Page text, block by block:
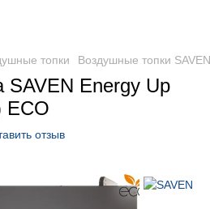
топки Воздушные топки SAVEN
SAVEN Energy Up
ECO
отзыв